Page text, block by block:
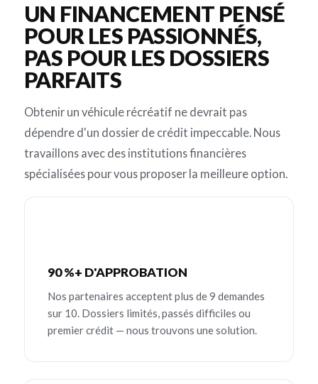
UN FINANCEMENT PENSÉ
POUR LES PASSIONNÉS,
PAS POUR LES DOSSIERS
PARFAITS
Obtenir un véhicule récréatif ne devrait pas
dépendre d'un dossier de crédit impeccable. Nous
travaillons avec des institutions financières
spécialisées pour vous proposer la meilleure option.
90 %+ D'APPROBATION
Nos partenaires acceptent plus de 9 demandes
sur 10. Dossiers limités, passés difficiles ou
premier crédit — nous trouvons une solution.